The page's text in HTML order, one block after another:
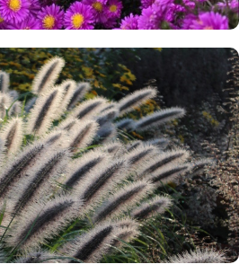
каждой посылке!
подарка ни одного
каждого заказа мы
посылку одно или
в подарок, радуя
бонусами.